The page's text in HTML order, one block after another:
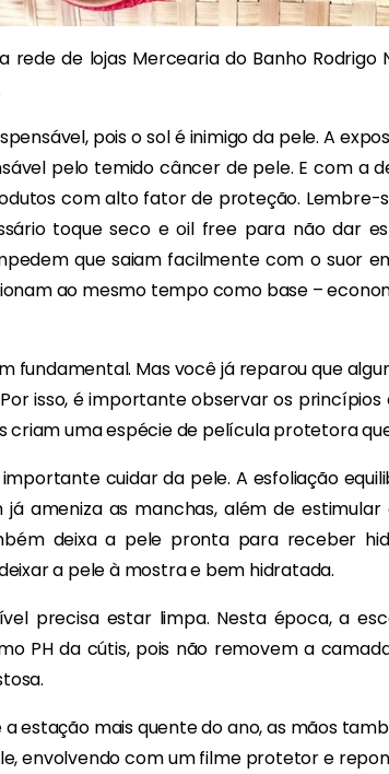
de lojas Mercearia do Banho Rodrigo
pois o sol é inimigo da pele. A
pelo temido câncer de pele. E com a
com alto fator de proteção.
toque seco e oil free para não dar
que saiam facilmente com o suor
ao mesmo tempo como base –
fundamental. Mas você já reparou que
isso, é importante observar os
criam uma espécie de película protetora
cuidar da pele. A esfoliação
ameniza as manchas, além de
deixa a pele pronta para receber
a pele à mostra e bem hidratada.
precisa estar limpa. Nesta época, a
PH da cútis, pois não removem a
estação mais quente do ano, as mãos
envolvendo com um filme protetor e